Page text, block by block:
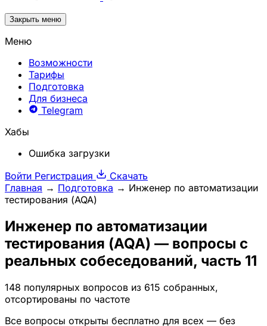
Закрыть меню
Меню
Возможности
Тарифы
Подготовка
Для бизнеса
Telegram
Хабы
Ошибка загрузки
Войти Регистрация
Скачать
Главная → Подготовка → Инженер по автоматизации
тестирования (AQA)
Инженер по автоматизации
тестирования (AQA) — вопросы с
реальных собеседований, часть 11
148 популярных вопросов из 615 собранных,
отсортированы по частоте
Все вопросы открыты бесплатно для всех — без